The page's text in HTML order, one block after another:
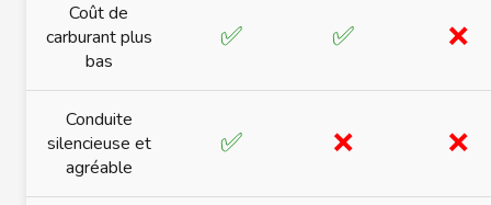
Coût de
carburant plus
bas
✅ ✅ ❌
Conduite
silencieuse et
agréable
✅ ❌ ❌